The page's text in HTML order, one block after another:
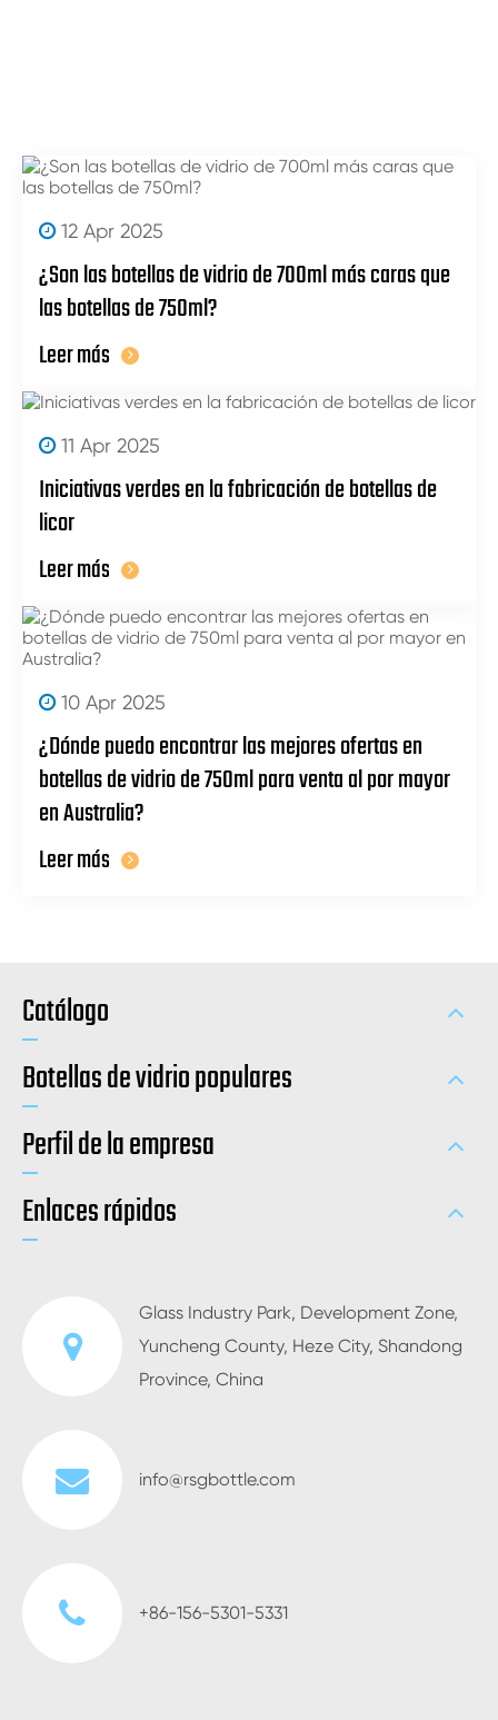
12 Apr 2025
¿Son las botellas de vidrio de 700ml más caras que
las botellas de 750ml?
Leer más
11 Apr 2025
Iniciativas verdes en la fabricación de botellas de
licor
Leer más
10 Apr 2025
¿Dónde puedo encontrar las mejores ofertas en
botellas de vidrio de 750ml para venta al por mayor
en Australia?
Leer más
Catálogo
Botellas de vidrio populares
Perfil de la empresa
Enlaces rápidos
Glass Industry Park, Development Zone,
Yuncheng County, Heze City, Shandong
Province, China
info@rsgbottle.com
+86-156-5301-5331